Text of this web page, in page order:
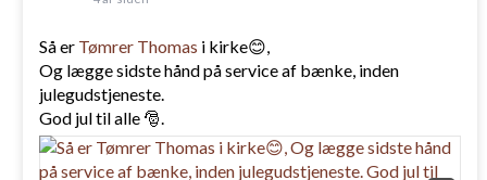
Så er Tømrer Thomas i kirke😊,
Og lægge sidste hånd på service af bænke, inden
julegudstjeneste.
God jul til alle 🎅.